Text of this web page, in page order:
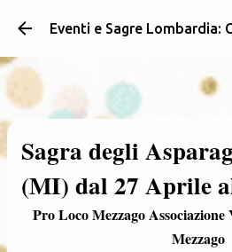
Passa ai contenuti
Sagra degli
(MI) dal 27 Aprile
Pro Loco Mezzago
Mezzago